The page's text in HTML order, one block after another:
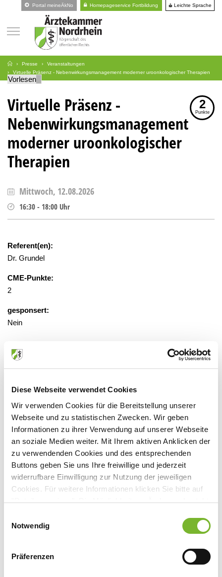
Diese Webseite verwendet Cookies
Wir verwenden Cookies für die Bereitstellung unserer
Webseite und zu statistischen Zwecken. Wir geben
Informationen zu ihrer Verwendung auf unserer Webseite
an soziale Medien weiter. Mit Ihrem aktiven Anklicken der
zu verwendenden Cookies und des entsprechenden
Buttons geben Sie uns Ihre freiwillige und jederzeit
widerrufbare Einwilligung zur Nutzung der jeweiligen
Cookies. Für weitere Informationen klicken Sie bitte auf
"Details anzeigen". Die Möglichkeit zur Änderung besteht
Datenschutzerklärung
Notwendig
Präferenzen
Portal meineÄkNo Homepageservice Fortbildung Leichte Sprache
Presse
Veranstaltungen
Virtuelle Präsenz - Nebenwirkungsmanagement moderner uroonkologischer Therapien
Vorlesen
Virtuelle Präsenz -
Nebenwirkungsmanagement
moderner uroonkologischer
Therapien
2
Punkte
Mittwoch, 12.08.2026
16:30 - 18:00 Uhr
Referent(en):
Dr. Grundel
CME-Punkte:
2
gesponsert:
Nein
gebührenfrei
Virtuelle Präsenz, 52074 Aachen
Anbieter:
Universitätsklinikum Aachen (AöR) - Medizinische
Fakultät der RWTH Aachen
Ansprechpartner:
Herrn Prof. Saar
Tel:
0241 80-89374